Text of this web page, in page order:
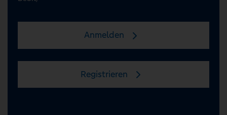
Anmelden
Registrieren